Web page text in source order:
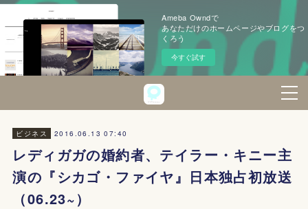
Ameba Owndで
あなただけのホームページやブログをつ
くろう
今すぐ試す
ビジネス 2016.06.13 07:40
レディガガの婚約者、テイラー・キニー主
演の『シカゴ・ファイヤ』日本独占初放送
（06.23~）